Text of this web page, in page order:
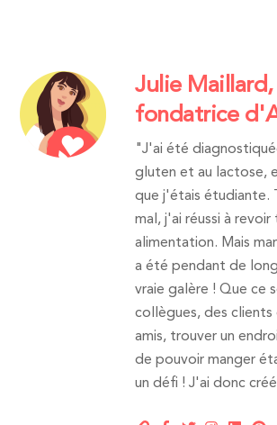
Julie Maillard,
fondatrice
"J'ai été
gluten et au lactose,
que j'étais étudiante.
mal, j'ai réussi à
alimentation. Mais
a été pendant de
vraie galère ! Que ce
collègues, des clients
amis, trouver un
de pouvoir manger
un défi ! J'ai donc